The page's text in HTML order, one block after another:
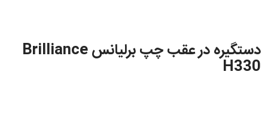
دستگیره در عقب چپ برلیانس Brilliance
H330